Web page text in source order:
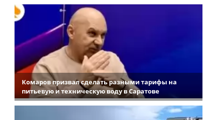
Комаров призвал сделать разными тарифы на
питьевую и техническую воду в Саратове